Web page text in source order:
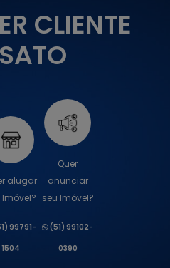
CLIENTE
alugar
99791-
1504
Quer
anunciar
seu Imóvel?
(51) 99102-
0390